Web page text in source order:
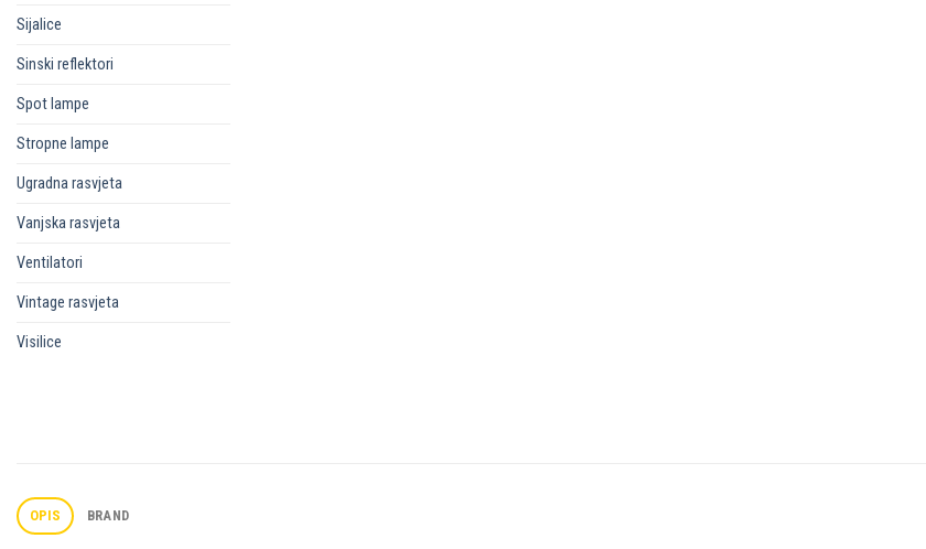
Sijalice
Sinski reflektori
Spot lampe
Stropne lampe
Ugradna rasvjeta
Vanjska rasvjeta
Ventilatori
Vintage rasvjeta
Visilice
OPIS BRAND